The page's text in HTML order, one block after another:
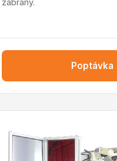
zábrany.
Poptávka